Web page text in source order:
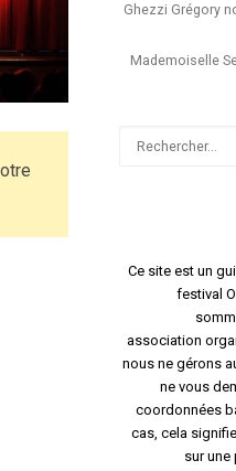
Ghezzi Grégory
Mademoiselle
Ce site est un
festival
association
nous ne gérons
ne vous
coordonnées
cas, cela
sur